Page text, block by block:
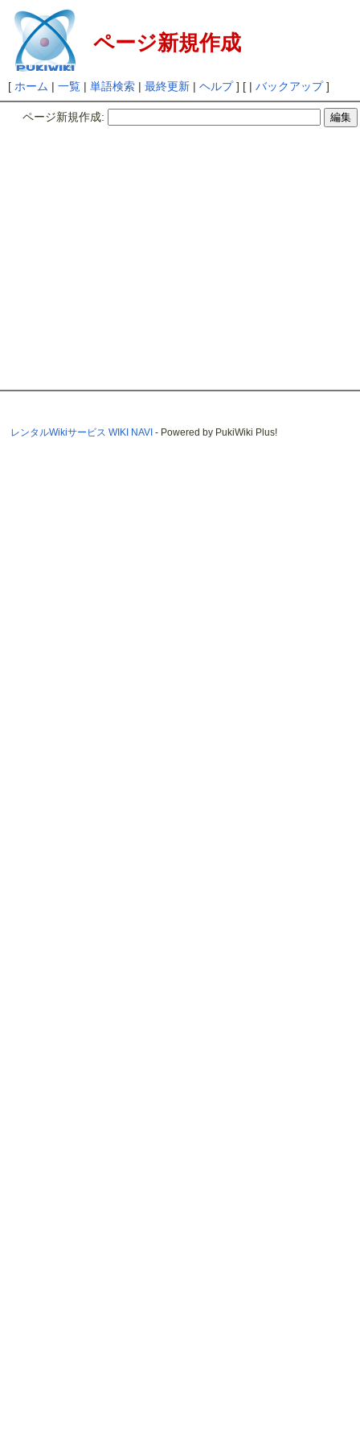
ページ新規作成
[ ホーム | 一覧| 単語検索| 最終更新| ヘルプ] [ | バックアップ]
ページ新規作成:
レンタルWikiサービス WIKI NAVI - Powered by PukiWiki Plus!